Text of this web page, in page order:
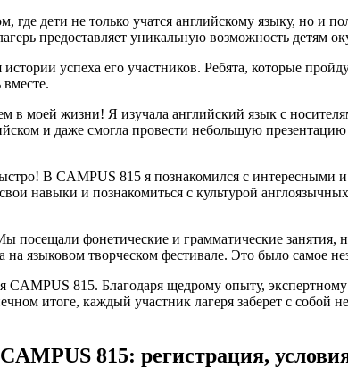
где дети не только учатся английскому языку, но и
предоставляет уникальную возможность детям
успеха его участников. Ребята, которые
моей жизни! Я изучала английский язык с
и даже смогла провести небольшую
В CAMPUS 815 я познакомился с интересными
навыки и познакомиться с культурой
фонетические и грамматические занятия,
языковом творческом фестивале. Это было самое
CAMPUS 815. Благодаря щедрому опыту,
итоге, каждый участник лагеря заберет с собой
815: регистрация,